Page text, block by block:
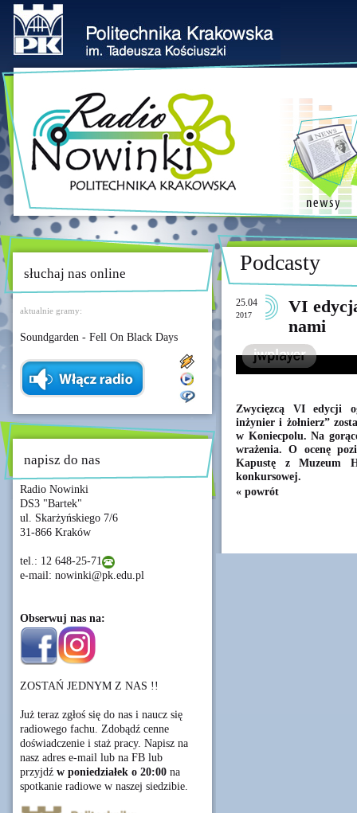
słuchaj nas online
aktualnie gramy:
Soundgarden - Fell On Black Days
napisz do nas
Radio Nowinki
DS3 "Bartek"
ul. Skarżyńskiego 7/6
31-866 Kraków
tel.: 12 648-25-71
e-mail: nowinki@pk.edu.pl
Obserwuj nas na:
ZOSTAŃ JEDNYM Z NAS !!
Już teraz zgłoś się do nas i naucz się
radiowego fachu. Zdobądź cenne
doświadczenie i staż pracy. Napisz na
nasz adres e-mail lub na FB lub
przyjdź w poniedziałek o 20:00 na
spotkanie radiowe w naszej siedzibie.
Podcasty
25.04
2017
VI
nami
Zwycięzcą VI edycji
inżynier i żołnierz”
w Koniecpolu. Na
wrażenia. O ocenę
Kapustę z Muzeum
konkursowej.
« powrót